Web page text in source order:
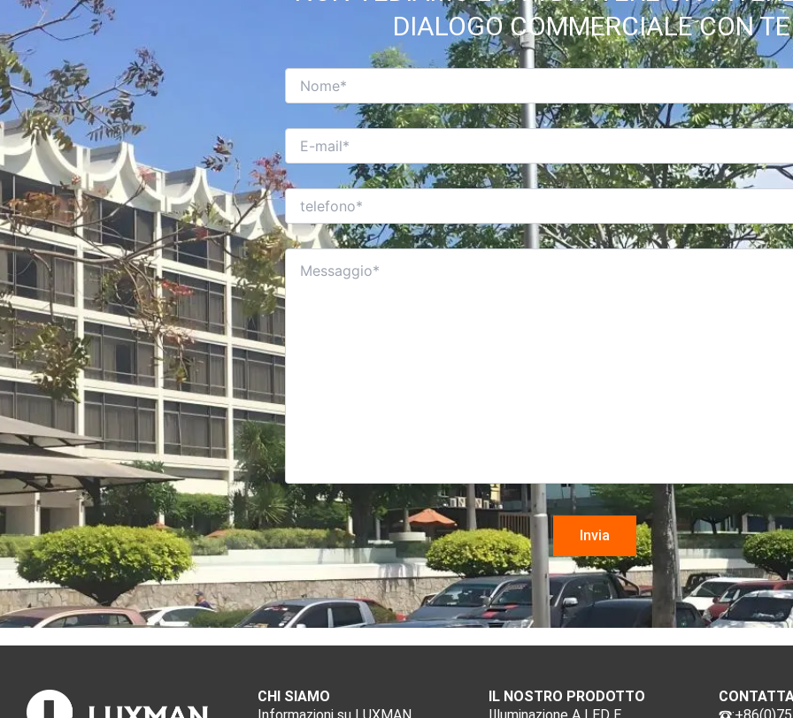
DIALOGO COMMERCIALE CON
CHI SIAMO
IL NOSTRO PRODOTTO